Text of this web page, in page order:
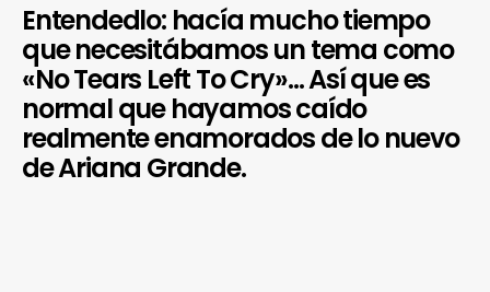
Entendedlo: hacía mucho tiempo
que necesitábamos un tema como
«No Tears Left To Cry»… Así que es
normal que hayamos caído
realmente enamorados de lo nuevo
de Ariana Grande.